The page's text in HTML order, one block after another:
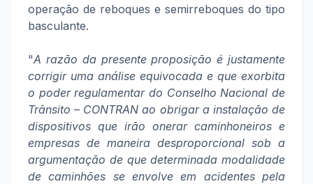
operação de reboques e semirreboques do tipo
basculante.
"A razão da presente proposição é justamente
corrigir uma análise equivocada e que exorbita
o poder regulamentar do Conselho Nacional de
Trânsito – CONTRAN ao obrigar a instalação de
dispositivos que irão onerar caminhoneiros e
empresas de maneira desproporcional sob a
argumentação de que determinada modalidade
de caminhões se envolve em acidentes pela